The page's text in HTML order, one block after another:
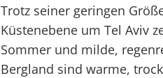
Trotz seiner geringen
Küstenebene um Tel Aviv
Sommer und milde,
Bergland sind warme,